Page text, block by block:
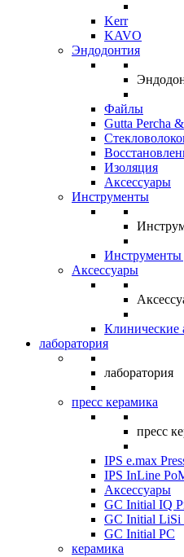
Kerr
KAVO
Эндодонтия
Файлы
Gutta Percha
Изоляция
Аксессуары
Инструменты
Инструменты
Аксессуары
Клинические
лаборатория
лаборатория
пресс керамика
пресс
IPS e.max
IPS InLine
Аксессуары
GC Initial IQ
GC Initial LiSi
GC Initial PC
керамика